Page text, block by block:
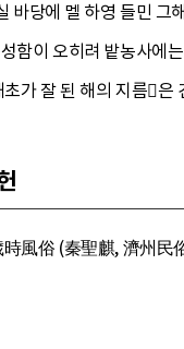
바당에 멜 하영 들민 그
함이 오히려 밭농사에
초가 잘 된 해의 지름은
風俗 (秦聖麒, 濟州民